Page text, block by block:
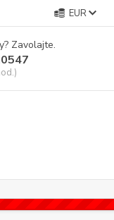
EUR
Zavolajte.